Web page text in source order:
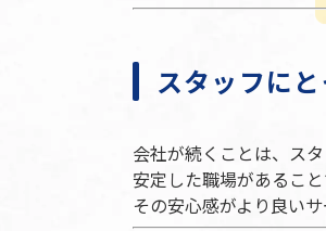
スタッフに
会社が続くことは、スタ
安定した職場があるこ
その安心感がより良い